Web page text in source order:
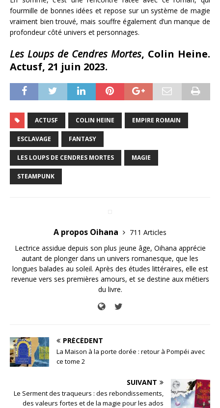
fourmille de bonnes idées et repose sur un système de magie
vraiment bien trouvé, mais souffre également d’un manque de
profondeur côté univers et personnages.
Les Loups de Cendres Mortes, Colin Heine.
Actusf, 21 juin 2023.
ACTUSF COLIN HEINE EMPIRE ROMAIN
ESCLAVAGE FANTASY
LES LOUPS DE CENDRES MORTES MAGIE
STEAMPUNK
A propos Oihana
711 Articles
Lectrice assidue depuis son plus jeune âge, Oihana apprécie
autant de plonger dans un univers romanesque, que les
longues balades au soleil. Après des études littéraires, elle est
revenue vers ses premières amours, et se destine aux métiers
du livre.
PRÉCÉDENT
La Maison à la porte dorée : retour à Pompéi avec
ce tome 2
SUIVANT
Le Serment des traqueurs : des rebondissements,
des valeurs fortes et de la magie pour les ados